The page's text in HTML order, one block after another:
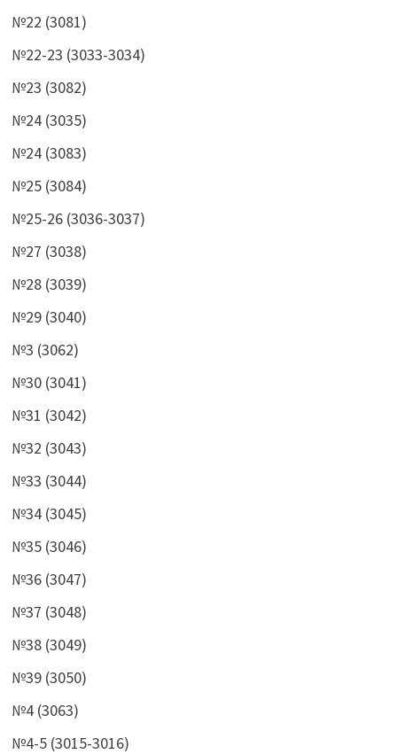
№22 (3081)
№22-23 (3033-3034)
№23 (3082)
№24 (3035)
№24 (3083)
№25 (3084)
№25-26 (3036-3037)
№27 (3038)
№28 (3039)
№29 (3040)
№3 (3062)
№30 (3041)
№31 (3042)
№32 (3043)
№33 (3044)
№34 (3045)
№35 (3046)
№36 (3047)
№37 (3048)
№38 (3049)
№39 (3050)
№4 (3063)
№4-5 (3015-3016)